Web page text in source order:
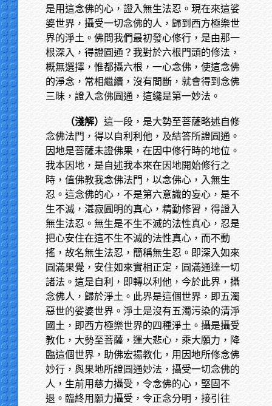
是用這念佛的心，證入無生法忍。現在來這娑
婆世界，攝受一切念佛的人，歸到西方極樂世
界的淨土。佛問我們最初發心修行，是由那一
根深入，得證圓通？我對於六根門頭的修法，
概無選擇，惟都攝六根，一心念佛，使這念佛
的淨念，常相繼續，沒有間斷，就會得到念佛
三昧，證入念佛圓通，這纔是第一妙法。
（淺解） 這一段，是大勢至菩薩略述自修
念佛法門，得以自利利他，及結答所證圓通。
因地是菩薩未證佛果，在因中修行時的地位。
我本因地，是自述我本來在因地開始修行之
時，值佛教我念佛法門，以念佛心，入無生
忍。這念佛的心，不是第六意識的妄心，是不
生不滅，湛寂圓明的真心，精勤修習，得證入
無生法忍。無生是不生不滅的法性真心，忍是
把心安住在這不生不滅的法性真心，而不動
搖，故名無生法忍，簡稱無生忍。即深入如來
圓滿果覺，安住如來實相正定，圓滿通達一切
諸法。這是自利，即轉以利他，今於此界，攝
念佛人，歸於淨土。此界是這個世界，即五濁
惡世的娑婆世界。淨土是沒有五濁污染的清淨
國土，即西方極樂世界的四種淨土。攝是攝受
教化，大勢至菩薩，運大悲心，乘大願力，降
臨這個世界，助佛宏揚教化，用因地所修念佛
妙行，與果地所證圓通妙法，攝受一切念佛的
人，生前用慈力攝受，令念佛的心，堅固不
退。臨終用願力攝受，令正念分明，接引往